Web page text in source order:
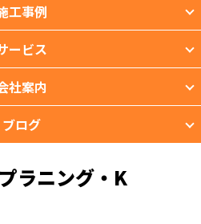
工事例
ービス
社案内
ブログ
ラニング・K